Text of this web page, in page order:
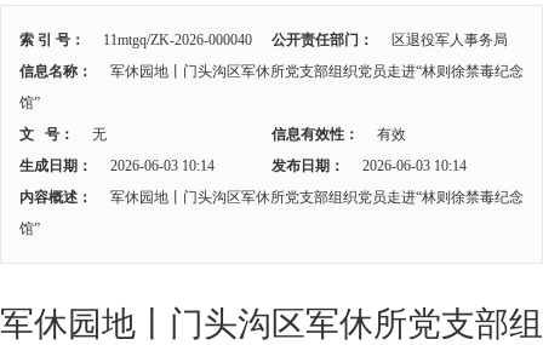
索 引 号： 11mtgq/ZK-2026-000040 公开责任部门：
区退役军人事务局
信息名称：
军休园地丨门头沟区军休所党支部组织党员走进“林则徐禁毒纪念
馆”
文 号：
无 信息有效性：
有效
生成日期：
2026-06-03 10:14 发布日期：
2026-06-03 10:14
内容概述：
军休园地丨门头沟区军休所党支部组织党员走进“林则徐禁毒纪念
馆”
军休园地丨门头沟区军休所党支部组